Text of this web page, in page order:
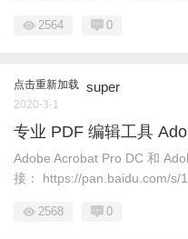
2564 0
点击重新加载 super
2020-3-1
专业 PDF 编辑工具
Adobe Acrobat Pro DC 和
接： https://pan.baidu.com/s/
2568 0